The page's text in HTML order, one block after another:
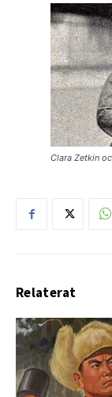
Clara Zetkin
Relaterat